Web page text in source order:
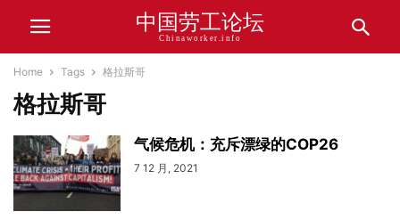
中国劳工论坛
Chinaworker.info
Home Tags 格拉斯哥
格拉斯哥
气候危机：充斥漂绿的COP26
7 12 月, 2021